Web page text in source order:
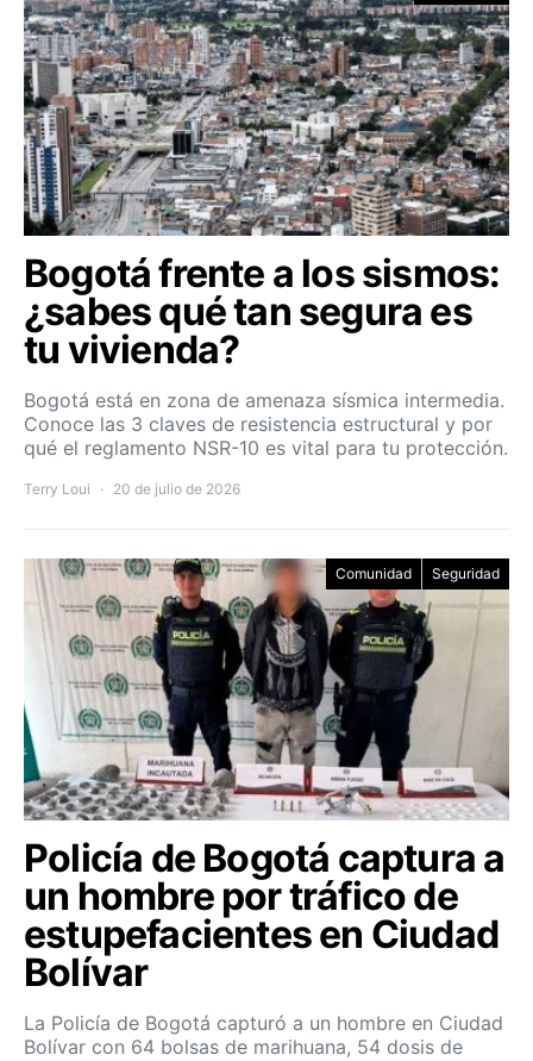
Bogotá frente a los sismos:
¿sabes qué tan segura es
tu vivienda?
Bogotá está en zona de amenaza sísmica intermedia.
Conoce las 3 claves de resistencia estructural y por
qué el reglamento NSR-10 es vital para tu protección.
Terry Loui 20 de julio de 2026
Comunidad Seguridad
Policía de Bogotá captura a
un hombre por tráfico de
estupefacientes en Ciudad
Bolívar
La Policía de Bogotá capturó a un hombre en Ciudad
Bolívar con 64 bolsas de marihuana, 54 dosis de